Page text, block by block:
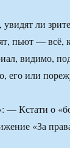
увидят ли
пьют — всё,
видимо,
его или
— Кстати о
«За